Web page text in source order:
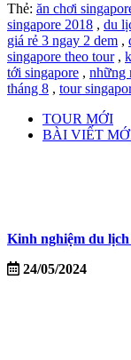
Thẻ: ăn chơi
singapore 2018 , du
giá rẻ 3 ngay 2 dem ,
singapore theo tour,
tới singapore , những
tháng 8 , tour
TOUR MỚI
BÀI VIẾT
Kinh nghiệm du
24/05/2024